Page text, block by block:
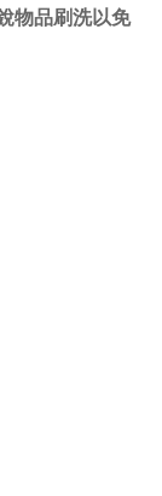
物品刷洗以免